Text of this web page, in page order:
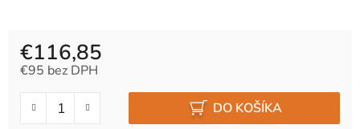
€116,85
€95 bez DPH
DO KOŠÍKA